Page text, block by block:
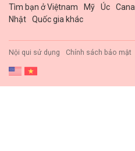
Tìm bạn ở Việtnam
Mỹ Úc
Nhật
Quốc gia khác
Nội qui sử dụng Chính sách bảo mật